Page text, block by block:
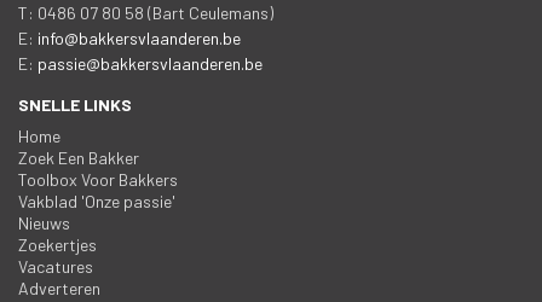
T: 0486 07 80 58 (Bart Ceulemans)
E: info@bakkersvlaanderen.be
E: passie@bakkersvlaanderen.be
SNELLE LINKS
Home
Zoek Een Bakker
Toolbox Voor Bakker
Vakblad 'Onze passie'
Nieuw
Zoekertje
Vacature
Adverteren